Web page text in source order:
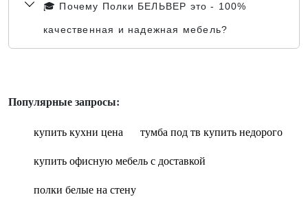
🎓 Почему Полки БЕЛЬВЕР это - 100%
качественная и надежная мебель?
Популярные запросы:
купить кухни цена
тумба под тв купить недорого
купить офисную мебель с доставкой
полки белые на стену